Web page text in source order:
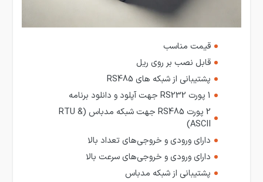
قیمت مناسب
قابل نصب بر روی ریل
پشتیبانی از شبکه های RS485
1 پورت RS232 جهت آپلود و دانلود برنامه
2 پورت RS485 جهت شبکه مدباس (RTU &
ASCII)
دارای ورودی و خروجی‌های تعداد بالا
دارای ورودی و خروجی‌های سرعت بالا
پشتیبانی از شبکه مدباس